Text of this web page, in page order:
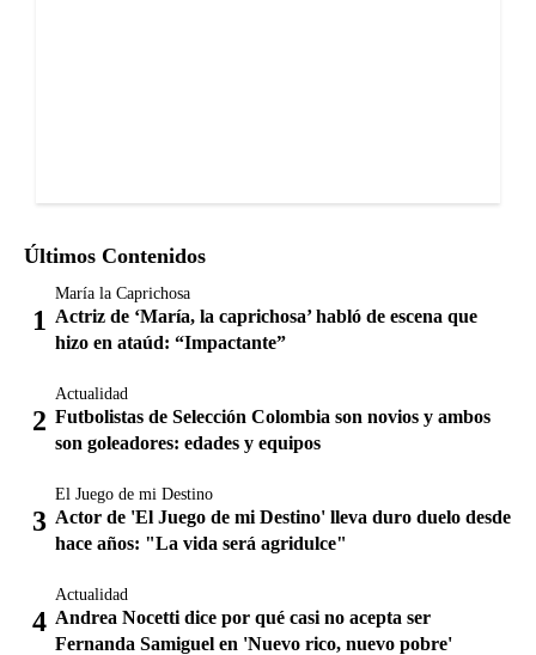
Últimos Contenidos
María la Caprichosa
Actriz de ‘María, la caprichosa’ habló de escena que
hizo en ataúd: “Impactante”
Actualidad
Futbolistas de Selección Colombia son novios y ambos
son goleadores: edades y equipos
El Juego de mi Destino
Actor de 'El Juego de mi Destino' lleva duro duelo desde
hace años: "La vida será agridulce"
Actualidad
Andrea Nocetti dice por qué casi no acepta ser
Fernanda Samiguel en 'Nuevo rico, nuevo pobre'